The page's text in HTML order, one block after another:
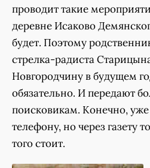
проводит такие
деревне Исаково
будет. Поэтому
стрелка-радиста
Новгородчину в будущем
обязательно. И передают
поисковикам. Конечно,
телефону, но через газету
того стоит.